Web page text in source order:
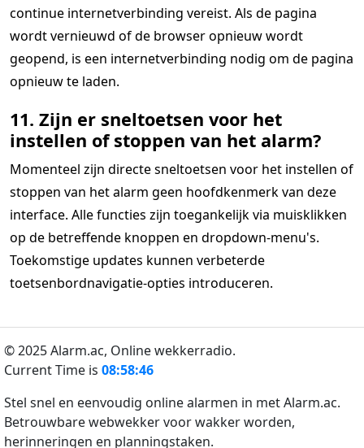
continue internetverbinding vereist. Als de pagina
wordt vernieuwd of de browser opnieuw wordt
geopend, is een internetverbinding nodig om de pagina
opnieuw te laden.
11. Zijn er sneltoetsen voor het
instellen of stoppen van het alarm?
Momenteel zijn directe sneltoetsen voor het instellen of
stoppen van het alarm geen hoofdkenmerk van deze
interface. Alle functies zijn toegankelijk via muisklikken
op de betreffende knoppen en dropdown-menu's.
Toekomstige updates kunnen verbeterde
toetsenbordnavigatie-opties introduceren.
© 2025 Alarm.ac, Online wekkerradio.
Current Time is 08:58:46
Stel snel en eenvoudig online alarmen in met Alarm.ac.
Betrouwbare webwekker voor wakker worden,
herinneringen en planningstaken.